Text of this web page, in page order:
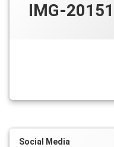
IMG-
Social Media